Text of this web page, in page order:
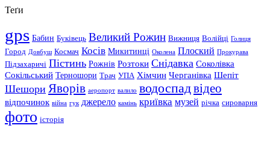
Теґи
gps Бабин Буківець Великий Рожин Вижниця Волійці Голиця
Город Довбуш Космач Косів Микитинці Околена Плоский Прокурава
Підзахаричі Пістинь Рожнів Розтоки Снідавка Соколівка
Сокільський Терношори Трач УПА Хімчин Черганівка Шепіт
Шешори Яворів аеропорт валило водоспадвідео
відпочинок війна гук джерело камінь криївка музей річка сироварня
фото історія